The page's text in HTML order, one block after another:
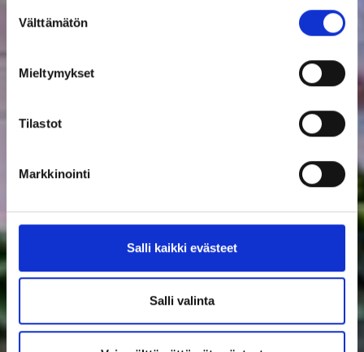
valinta
Välttämätön
Mieltymykset
Tilastot
Markkinointi
Salli kaikki evästeet
Salli valinta